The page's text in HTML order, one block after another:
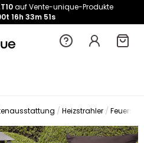
auf Vente-unique-Produkte
16h 33m 51s
Heizstrahler